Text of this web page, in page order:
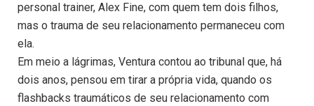
personal trainer, Alex Fine, com quem tem dois filhos,
mas o trauma de seu relacionamento permaneceu com
ela.
Em meio a lágrimas, Ventura contou ao tribunal que, há
dois anos, pensou em tirar a própria vida, quando os
flashbacks traumáticos de seu relacionamento com